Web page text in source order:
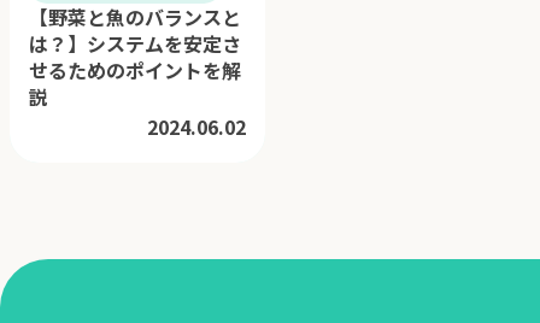
【野菜と魚のバランスと
は？】システムを安定さ
せるためのポイントを解
説
2024.06.02